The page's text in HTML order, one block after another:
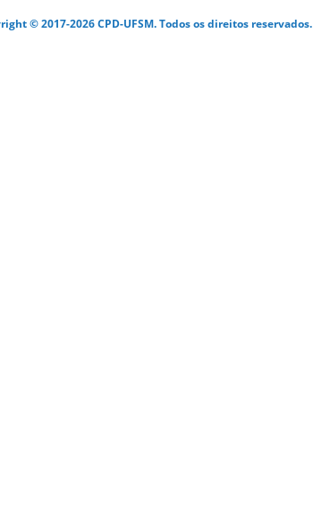
© 2017-2026 CPD-UFSM. Todos os direitos reservados.